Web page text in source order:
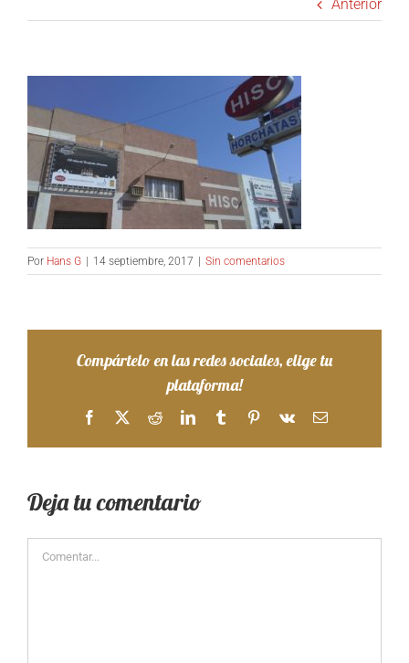
Anterior
Por Hans G 14 septiembre, 2017 Sin comentarios
Compártelo en las redes sociales, elige tu
plataforma!
Facebook
X RedditLinkedInTumblrPinterest
Vk
Correo
Deja tu comentario